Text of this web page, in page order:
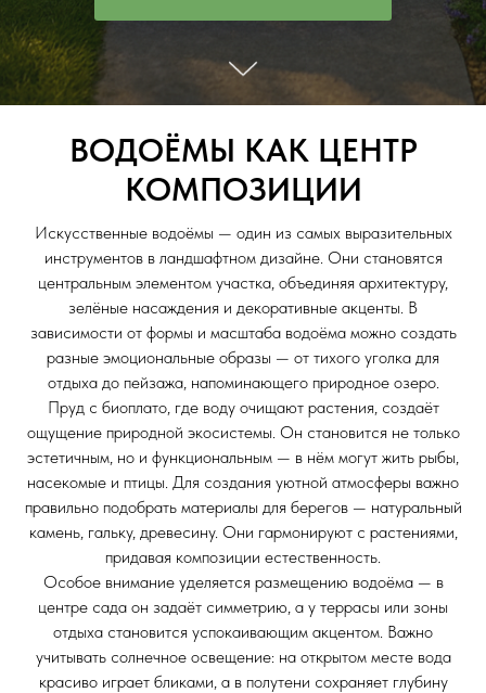
ВОДОЁМЫ КАК ЦЕНТР
КОМПОЗИЦИИ
Искусственные водоёмы — один из самых выразительных
инструментов в ландшафтном дизайне. Они становятся
центральным элементом участка, объединяя архитектуру,
зелёные насаждения и декоративные акценты. В
зависимости от формы и масштаба водоёма можно создать
разные эмоциональные образы — от тихого уголка для
отдыха до пейзажа, напоминающего природное озеро.
Пруд с биоплато, где воду очищают растения, создаёт
ощущение природной экосистемы. Он становится не только
эстетичным, но и функциональным — в нём могут жить рыбы,
насекомые и птицы. Для создания уютной атмосферы важно
правильно подобрать материалы для берегов — натуральный
камень, гальку, древесину. Они гармонируют с растениями,
придавая композиции естественность.
Особое внимание уделяется размещению водоёма — в
центре сада он задаёт симметрию, а у террасы или зоны
отдыха становится успокаивающим акцентом. Важно
учитывать солнечное освещение: на открытом месте вода
красиво играет бликами, а в полутени сохраняет глубину